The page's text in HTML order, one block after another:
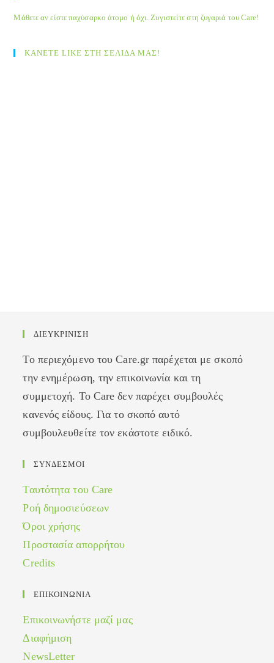
Μάθετε αν είστε παχύσαρκο άτομο ή όχι. Ζυγιστείτε στη ζυγαριά του Care!
ΚΑΝΕΤΕ LIKE ΣΤΗ ΣΕΛΙΔΑ ΜΑΣ!
ΔΙΕΥΚΡΙΝΙΣΗ
Το περιεχόμενο του Care.gr παρέχεται με σκοπό
την ενημέρωση, την επικοινωνία και τη
συμμετοχή. Το Care δεν παρέχει συμβουλές
κανενός είδους. Για το σκοπό αυτό
συμβουλευθείτε τον εκάστοτε ειδικό.
ΣΥΝΔΕΣΜΟΙ
Ταυτότητα του Care
Ροή δημοσιεύσεων
Όροι χρήσης
Προστασία απορρήτου
Credits
ΕΠΙΚΟΙΝΩΝΙΑ
Επικοινωνήστε μαζί μας
Διαφήμιση
NewsLetter